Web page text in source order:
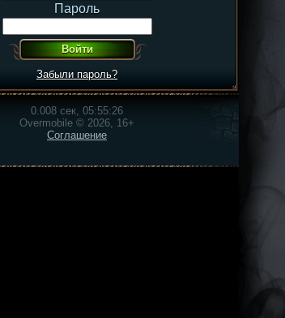
Пароль
Забыли пароль?
0.008 сек, 05:55:26
Overmobile © 2026, 16+
Соглашение